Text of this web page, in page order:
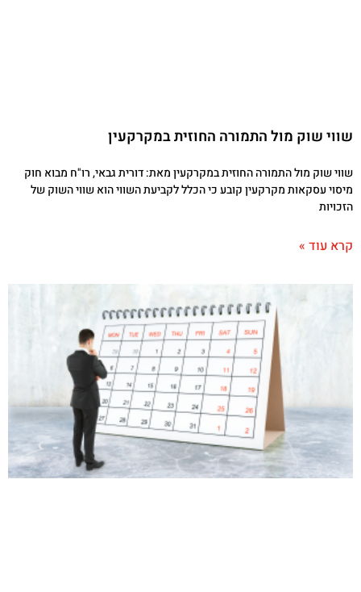
שווי שוק מול התמורה החוזית במקרקעין
שווי שוק מול התמורה החוזית במקרקעין מאת: דורית גבאי, רו"ח מבוא חוק
מיסוי עסקאות מקרקעין קובע כי הכלל לקביעת השווי הוא שווי השוק של
הזכויות
קרא עוד »